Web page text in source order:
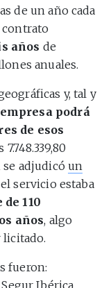
de un año cada
contrato
años de
anuales.
y, tal y
podrá
de esos
se adjudicóun
servicio estaba
110
años, algo
licitado.
fueron:
Segur Ibérica